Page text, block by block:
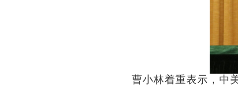
曹小林着重表示，中